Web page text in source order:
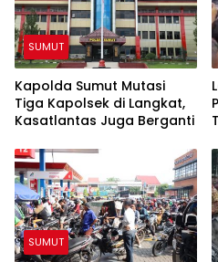
SUMUT
Kapolda Sumut Mutasi
Tiga Kapolsek di Langkat,
Kasatlantas Juga Berganti
SUMUT